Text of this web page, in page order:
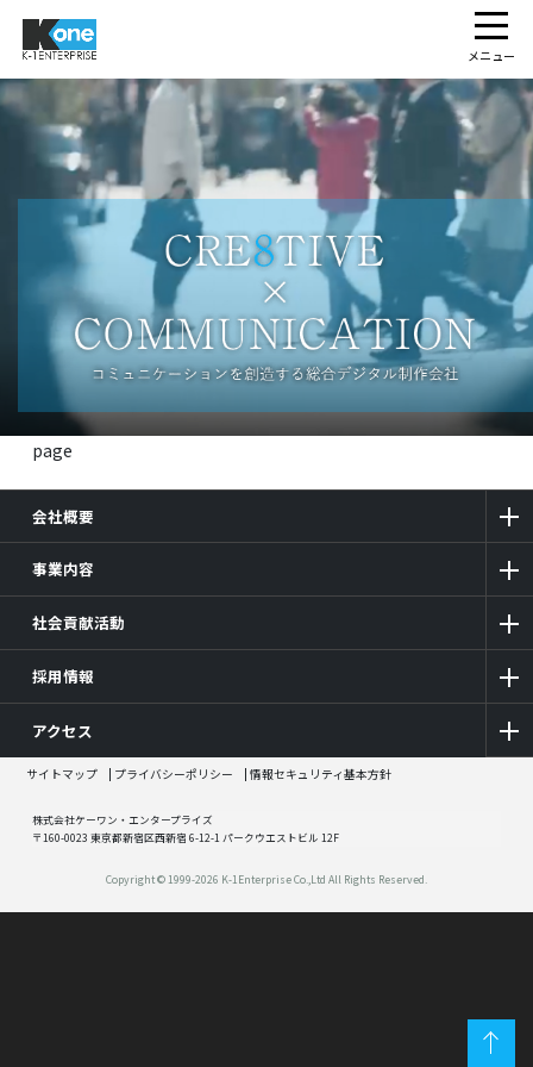
メニュー
page
会社概要
事業内容
社会貢献活動
採用情報
アクセス
サイトマップ プライバシーポリシー 情報セキュリティ基本方針
株式会社ケーワン・エンタープライズ
〒160-0023 東京都新宿区西新宿 6-12-1 パークウエストビル 12F
Copyright © 1999-2026 K-1Enterprise Co.,Ltd All Rights Reserved.